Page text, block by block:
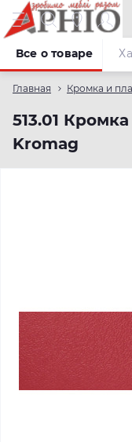
Главная Кромка и
513.01
Kromag
Все о товаре